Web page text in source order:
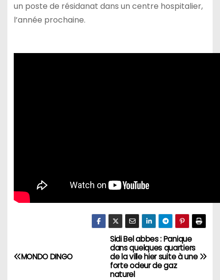
un poste de résidanat dans un centre hospitalier,
l’année prochaine.
a
Sidi Bel abbes : Panique
dans quelques quartiers
de la ville hier suite à une
forte odeur de gaz
naturel
MONDO DINGO